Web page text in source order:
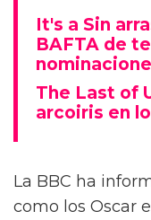
It's a Sin
BAFTA de
The Last of
arcoiris en
La BBC ha
como los Oscar